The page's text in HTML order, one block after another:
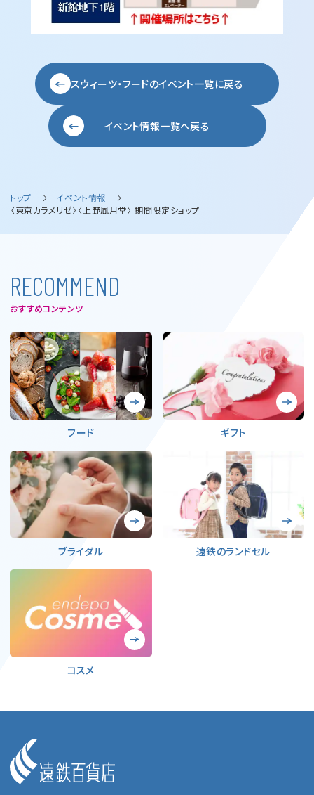
スウィーツ・フードのイベント一覧に戻る
イベント情報一覧へ戻る
トップ
イベント情報
〈東京カラメリゼ〉〈上野凮月堂〉 期間限定ショップ
RECOMMEND
おすすめコンテンツ
フード ギフト
ブライダル 遠鉄のランドセル
コスメ